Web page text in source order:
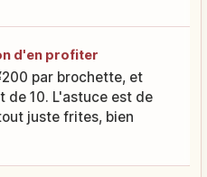
d'en profiter
par brochette, et
de 10. L'astuce est de
juste frites, bien